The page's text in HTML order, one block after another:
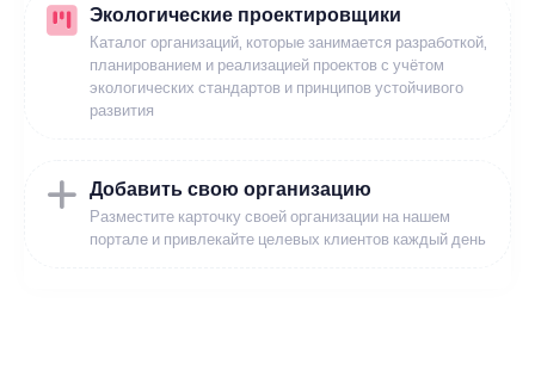
Экологические проектировщики
Каталог организаций, которые занимается разработкой,
планированием и реализацией проектов с учётом
экологических стандартов и принципов устойчивого
развития
Добавить свою организацию
Разместите карточку своей организации на нашем
портале и привлекайте целевых клиентов каждый день